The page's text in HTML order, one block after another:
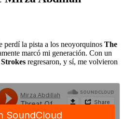
perdí la pista a los neoyorquinos The
marcó mi generación. Con un
regresaron, y sí, me volvieron